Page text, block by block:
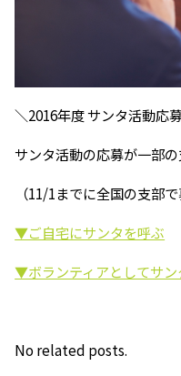
＼2016年度 サンタ活動応
サンタ活動の応募が一部
（11/1までに全国の支部
▼ご自宅にサンタを呼ぶ
▼ボランティアとしてサン
No related posts.